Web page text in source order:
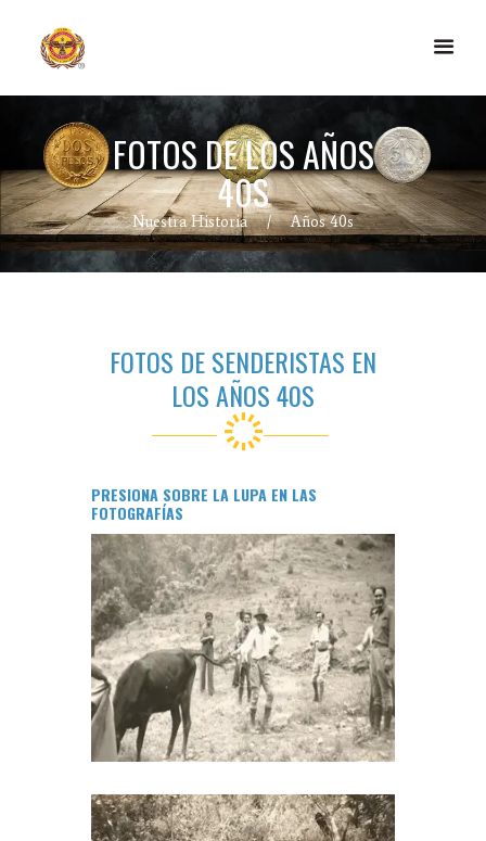
FOTOS DE LOS AÑOS
40S
Nuestra Historia Años 40s
FOTOS DE SENDERISTAS EN
LOS AÑOS 40S
PRESIONA SOBRE LA LUPA EN LAS
FOTOGRAFÍAS